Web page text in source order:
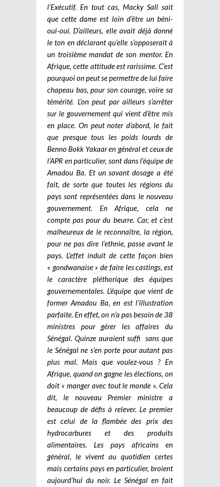
l’Exécutif. En tout cas, Macky Sall sait
que cette dame est loin d’être un béni-
oui-oui. D’ailleurs, elle avait déjà donné
le ton en déclarant qu’elle s’opposerait à
un troisième mandat de son mentor. En
Afrique, cette attitude est rarissime. C’est
pourquoi on peut se permettre de lui faire
chapeau bas, pour son courage, voire sa
témérité. L’on peut par ailleurs s’arrêter
sur le gouvernement qui vient d’être mis
en place. On peut noter d’abord, le fait
que presque tous les poids lourds de
Benno Bokk Yakaar en général et ceux de
l’APR en particulier, sont dans l’équipe de
Amadou Ba. Et un savant dosage a été
fait, de sorte que toutes les régions du
pays sont représentées dans le nouveau
gouvernement. En Afrique, cela ne
compte pas pour du beurre. Car, et c’est
malheureux de le reconnaître, la région,
pour ne pas dire l’ethnie, passe avant le
pays. L’effet induit de cette façon bien
« gondwanaise » de faire les castings, est
le caractère pléthorique des équipes
gouvernementales. L’équipe que vient de
former Amadou Ba, en est l’illustration
parfaite. En effet, on n’a pas besoin de 38
ministres pour gérer les affaires du
Sénégal. Quinze auraient suffi sans que
le Sénégal ne s’en porte pour autant pas
plus mal. Mais que voulez-vous ? En
Afrique, quand on gagne les élections, on
doit « manger avec tout le monde ». Cela
dit, le nouveau Premier ministre a
beaucoup de défis à relever. Le premier
est celui de la flambée des prix des
hydrocarbures et des produits
alimentaires. Les pays africains en
général, le vivent au quotidien certes
mais certains pays en particulier, broient
aujourd’hui du noir. Le Sénégal en fait